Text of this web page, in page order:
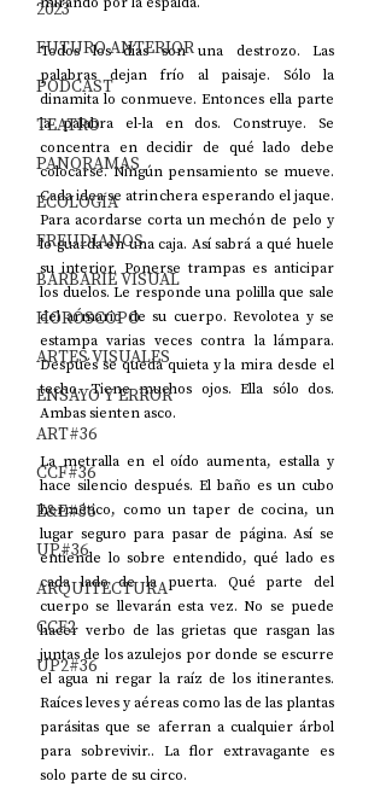
2023
FUTURO ANTERIOR
PODCAST
TEATRO
PANORAMAS
ECOLOGÍA
FREUDIANOS
BARBARIE VISUAL
HORÓSCOPO
ARTES VISUALES
ENSAYO Y ERROR
ART#36
CCF#36
E&E#36
UP#36
ARQUITECTURA
CCF2
UP2#36
Todos los días son una destrozo. Las
palabras dejan frío al paisaje. Sólo la
dinamita lo conmueve. Entonces ella parte
la palabra el-la en dos. Construye. Se
concentra en decidir de qué lado debe
colocarse. Ningún pensamiento se mueve.
Cada idea se atrinchera esperando el jaque.
Para acordarse corta un mechón de pelo y
lo guarda en una caja. Así sabrá a qué huele
su interior. Ponerse trampas es anticipar
los duelos. Le responde una polilla que sale
del armario de su cuerpo. Revolotea y se
estampa varias veces contra la lámpara.
Después se queda quieta y la mira desde el
techo. Tiene muchos ojos. Ella sólo dos.
Ambas sienten asco.
La metralla en el oído aumenta, estalla y
hace silencio después. El baño es un cubo
hermético, como un taper de cocina, un
lugar seguro para pasar de página. Así se
entiende lo sobre entendido, qué lado es
cada lado de la puerta. Qué parte del
cuerpo se llevarán esta vez. No se puede
hacer verbo de las grietas que rasgan las
juntas de los azulejos por donde se escurre
el agua ni regar la raíz de los itinerantes.
Raíces leves y aéreas como las de las plantas
parásitas que se aferran a cualquier árbol
para sobrevivir.. La flor extravagante es
solo parte de su circo.